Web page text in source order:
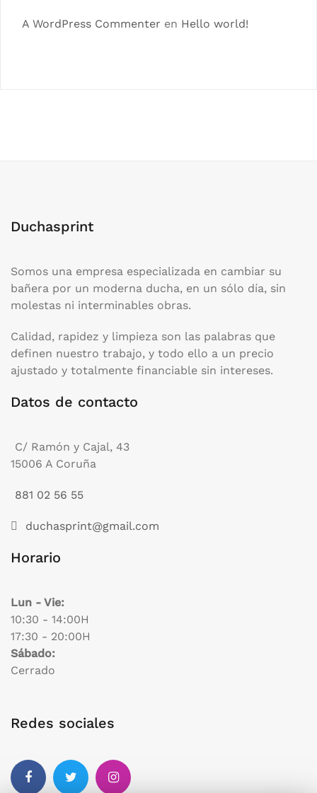
A WordPress Commenter en Hello world!
Duchasprint
Somos una empresa especializada en cambiar su
bañera por un moderna ducha, en un sólo día, sin
molestas ni interminables obras.
Calidad, rapidez y limpieza son las palabras que
definen nuestro trabajo, y todo ello a un precio
ajustado y totalmente financiable sin intereses.
Datos de contacto
C/ Ramón y Cajal, 43
15006 A Coruña
881 02 56 55
duchasprint@gmail.com
Horario
Lun - Vie:
10:30 - 14:00H
17:30 - 20:00H
Sábado:
Cerrado
Redes sociales